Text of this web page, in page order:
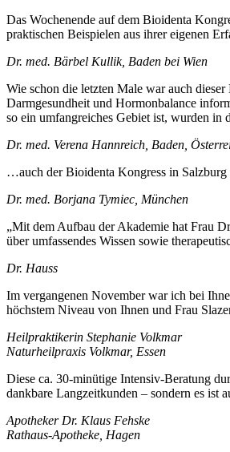
Das Wochenende auf dem Bioidenta
praktischen Beispielen aus ihrer eigenen
Dr. med. Bärbel Kullik, Baden bei Wien
Wie schon die letzten Male war auch
Darmgesundheit und Hormonbalance
so ein umfangreiches Gebiet ist, wurden
Dr. med. Verena Hannreich, Baden,
…auch der Bioidenta Kongress in Salzburg
Dr. med. Borjana Tymiec, München
„Mit dem Aufbau der Akademie hat Frau
über umfassendes Wissen sowie
Dr. Hauss
Im vergangenen November war ich bei
höchstem Niveau von Ihnen und Frau
Heilpraktikerin Stephanie Volkmar
Naturheilpraxis Volkmar, Essen
Diese ca. 30-minütige Intensiv-Beratung
dankbare Langzeitkunden – sondern es ist
Apotheker Dr. Klaus Fehske
Rathaus-Apotheke, Hagen